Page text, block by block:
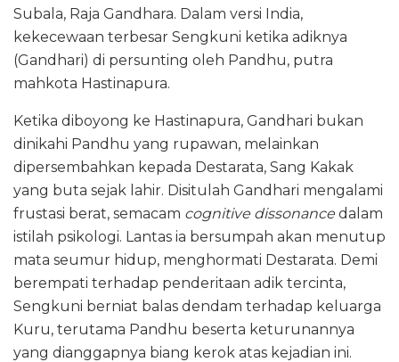
Subala, Raja Gandhara. Dalam versi India,
kekecewaan terbesar Sengkuni ketika adiknya
(Gandhari) di persunting oleh Pandhu, putra
mahkota Hastinapura.
Ketika diboyong ke Hastinapura, Gandhari bukan
dinikahi Pandhu yang rupawan, melainkan
dipersembahkan kepada Destarata, Sang Kakak
yang buta sejak lahir. Disitulah Gandhari mengalami
frustasi berat, semacam cognitive dissonance dalam
istilah psikologi. Lantas ia bersumpah akan menutup
mata seumur hidup, menghormati Destarata. Demi
berempati terhadap penderitaan adik tercinta,
Sengkuni berniat balas dendam terhadap keluarga
Kuru, terutama Pandhu beserta keturunannya
yang dianggapnya biang kerok atas kejadian ini.